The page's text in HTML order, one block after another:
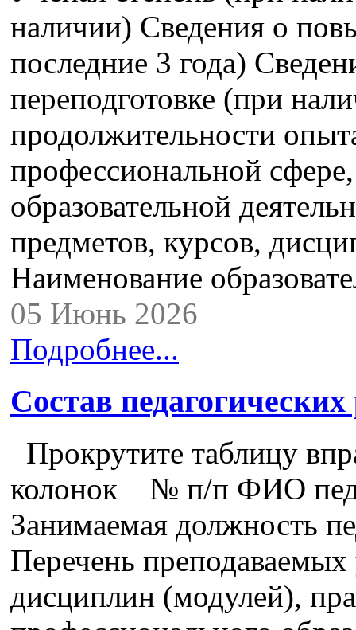
наличии) Сведения о
последние 3 года)
переподготовке (при
продолжительности
профессиональной
образовательной
предметов, курсов,
Наименование
05 Июнь 2026
Подробнее...
Состав
Прокрутите таблицу
колонок № п/п ФИО
Занимаемая должность
Перечень
дисциплин (модулей),